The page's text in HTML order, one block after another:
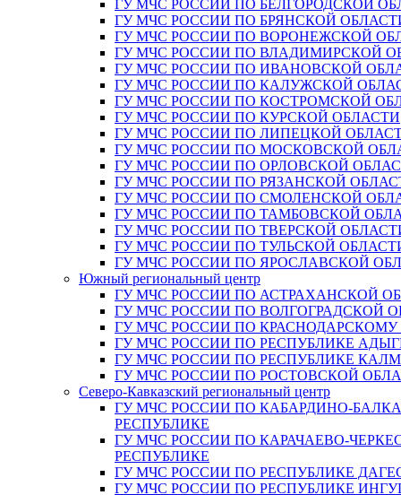
ГУ МЧС РОССИИ ПО БЕЛГОРОДСКОЙ
ГУ МЧС РОССИИ ПО БРЯНСКОЙ
ГУ МЧС РОССИИ ПО ВОРОНЕЖСКОЙ
ГУ МЧС РОССИИ ПО ВЛАДИМИРСКОЙ
ГУ МЧС РОССИИ ПО ИВАНОВСКОЙ
ГУ МЧС РОССИИ ПО КАЛУЖСКОЙ
ГУ МЧС РОССИИ ПО КОСТРОМСКОЙ
ГУ МЧС РОССИИ ПО КУРСКОЙ ОБЛАСТИ
ГУ МЧС РОССИИ ПО ЛИПЕЦКОЙ
ГУ МЧС РОССИИ ПО МОСКОВСКОЙ
ГУ МЧС РОССИИ ПО ОРЛОВСКОЙ
ГУ МЧС РОССИИ ПО РЯЗАНСКОЙ
ГУ МЧС РОССИИ ПО СМОЛЕНСКОЙ
ГУ МЧС РОССИИ ПО ТАМБОВСКОЙ
ГУ МЧС РОССИИ ПО ТВЕРСКОЙ
ГУ МЧС РОССИИ ПО ТУЛЬСКОЙ
ГУ МЧС РОССИИ ПО ЯРОСЛАВСКОЙ
Южный региональный центр
ГУ МЧС РОССИИ ПО АСТРАХАНСКОЙ
ГУ МЧС РОССИИ ПО ВОЛГОГРАДСКОЙ
ГУ МЧС РОССИИ ПО
ГУ МЧС РОССИИ ПО РЕСПУБЛИКЕ
ГУ МЧС РОССИИ ПО РЕСПУБЛИКЕ
ГУ МЧС РОССИИ ПО РОСТОВСКОЙ
Северо-Кавказский региональный центр
ГУ МЧС РОССИИ ПО КАБАРДИНО-
РЕСПУБЛИКЕ
ГУ МЧС РОССИИ ПО КАРАЧАЕВО-
РЕСПУБЛИКЕ
ГУ МЧС РОССИИ ПО РЕСПУБЛИКЕ
ГУ МЧС РОССИИ ПО РЕСПУБЛИКЕ